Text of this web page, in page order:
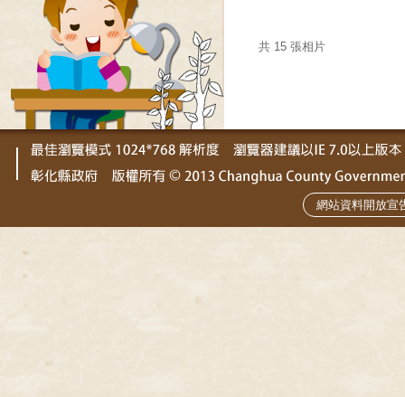
共 15 張相片
網站資料開放宣